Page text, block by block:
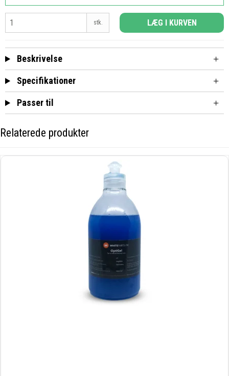
stk. LÆG I KURVEN
Beskrivelse
Specifikationer
Passer til
Relaterede produkter